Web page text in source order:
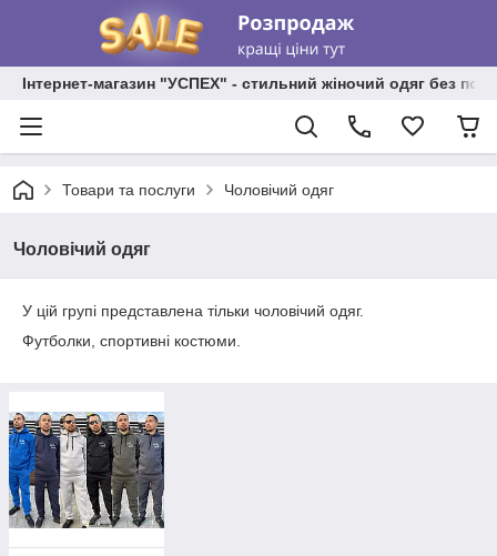
Інтернет-магазин "УСПЕХ" - стильний жіночий одяг без
Товари та послуги Чоловічий одяг
Чоловічий одяг
У цій групі представлена тільки чоловічий одяг.
Футболки, спортивні костюми.